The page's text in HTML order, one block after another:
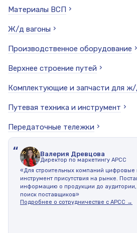
Материалы ВСП
Ж/д вагоны
Производственное оборудование
Верхнее строение путей
Комплектующие и запчасти для ж/
Путевая техника и инструмент
Передаточные тележки
“ Валерия Древцова
Директор по маркетингу АРСС
«Для строительных компаний
инструмент присутствия на рынке.
информацию о продукции до
поиск поставщиков»
Подробнее о сотрудничестве с АРСС →